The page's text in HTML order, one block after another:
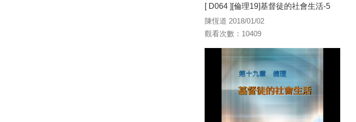
[ D064 ][倫理19]基督徒的社會生活-5
陳恆道 2018/01/02
觀看次數：10409